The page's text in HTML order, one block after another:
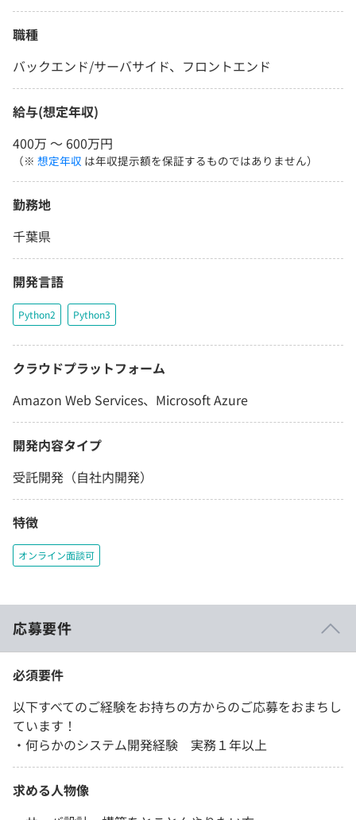
職種
バックエンド/サーバサイド、フロントエンド
給与(想定年収)
400万 〜 600万円
（※ 想定年収 は年収提示額を保証するものではありません）
勤務地
千葉県
開発言語
Python2 Python3
クラウドプラットフォーム
Amazon Web Services、Microsoft Azure
開発内容タイプ
受託開発（自社内開発）
特徴
オンライン面談可
応募要件
必須要件
以下すべてのご経験をお持ちの方からのご応募をおまちし
ています！
・何らかのシステム開発経験 実務１年以上
求める人物像